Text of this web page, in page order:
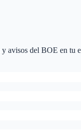
avisos del BOE en tu